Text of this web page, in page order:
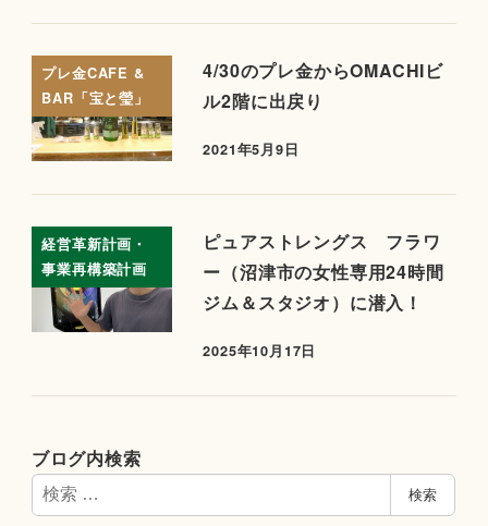
プレ金CAFE &
BAR「宝と瑩」
4/30のプレ金からOMACHIビ
ル2階に出戻り
2021年5月9日
経営革新計画・
事業再構築計画
ピュアストレングス フラワ
ー（沼津市の女性専用24時間
ジム＆スタジオ）に潜入！
2025年10月17日
ブログ内検索
検
索
検索